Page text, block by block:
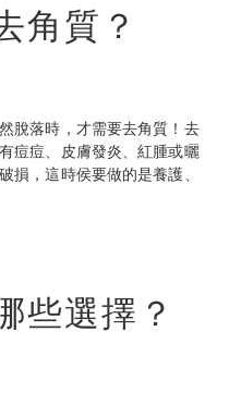
角質？
脫落時，才需要去角質！去
痘痘、皮膚發炎、紅腫或曬
損，這時侯要做的是養護、
些選擇？